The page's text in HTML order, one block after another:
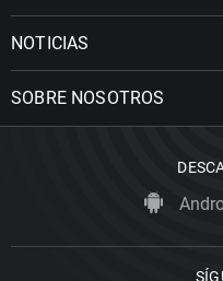
NOTICIAS
SOBRE NOSOTROS